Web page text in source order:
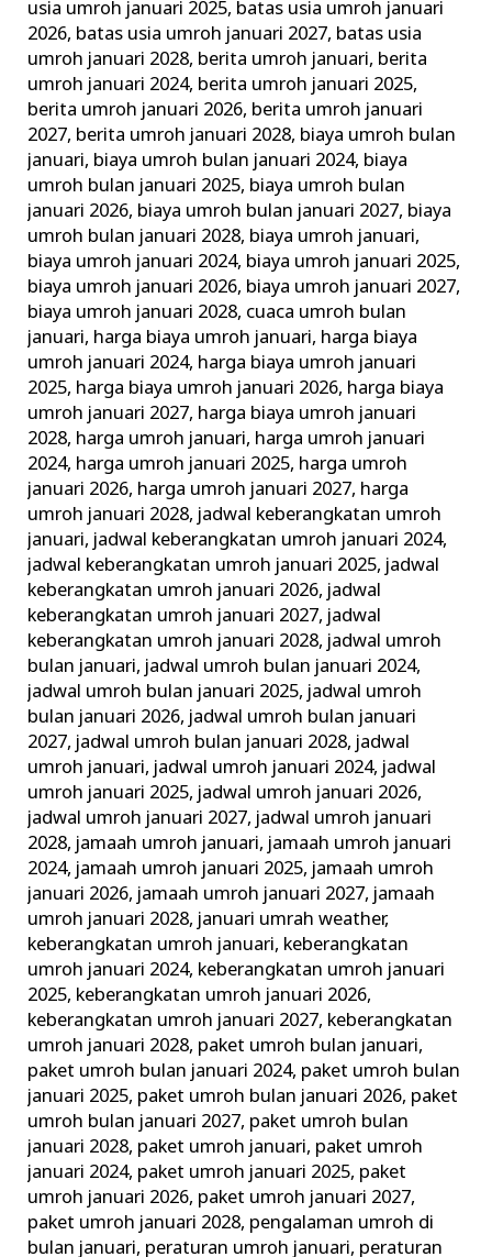
usia umroh januari 2025, batas usia umroh januari
2026, batas usia umroh januari 2027, batas usia
umroh januari 2028, berita umroh januari, berita
umroh januari 2024, berita umroh januari 2025,
berita umroh januari 2026, berita umroh januari
2027, berita umroh januari 2028, biaya umroh bulan
januari, biaya umroh bulan januari 2024, biaya
umroh bulan januari 2025, biaya umroh bulan
januari 2026, biaya umroh bulan januari 2027, biaya
umroh bulan januari 2028, biaya umroh januari,
biaya umroh januari 2024, biaya umroh januari 2025,
biaya umroh januari 2026, biaya umroh januari 2027,
biaya umroh januari 2028, cuaca umroh bulan
januari, harga biaya umroh januari, harga biaya
umroh januari 2024, harga biaya umroh januari
2025, harga biaya umroh januari 2026, harga biaya
umroh januari 2027, harga biaya umroh januari
2028, harga umroh januari, harga umroh januari
2024, harga umroh januari 2025, harga umroh
januari 2026, harga umroh januari 2027, harga
umroh januari 2028, jadwal keberangkatan umroh
januari, jadwal keberangkatan umroh januari 2024,
jadwal keberangkatan umroh januari 2025, jadwal
keberangkatan umroh januari 2026, jadwal
keberangkatan umroh januari 2027, jadwal
keberangkatan umroh januari 2028, jadwal umroh
bulan januari, jadwal umroh bulan januari 2024,
jadwal umroh bulan januari 2025, jadwal umroh
bulan januari 2026, jadwal umroh bulan januari
2027, jadwal umroh bulan januari 2028, jadwal
umroh januari, jadwal umroh januari 2024, jadwal
umroh januari 2025, jadwal umroh januari 2026,
jadwal umroh januari 2027, jadwal umroh januari
2028, jamaah umroh januari, jamaah umroh januari
2024, jamaah umroh januari 2025, jamaah umroh
januari 2026, jamaah umroh januari 2027, jamaah
umroh januari 2028, januari umrah weather,
keberangkatan umroh januari, keberangkatan
umroh januari 2024, keberangkatan umroh januari
2025, keberangkatan umroh januari 2026,
keberangkatan umroh januari 2027, keberangkatan
umroh januari 2028, paket umroh bulan januari,
paket umroh bulan januari 2024, paket umroh bulan
januari 2025, paket umroh bulan januari 2026, paket
umroh bulan januari 2027, paket umroh bulan
januari 2028, paket umroh januari, paket umroh
januari 2024, paket umroh januari 2025, paket
umroh januari 2026, paket umroh januari 2027,
paket umroh januari 2028, pengalaman umroh di
bulan januari, peraturan umroh januari, peraturan